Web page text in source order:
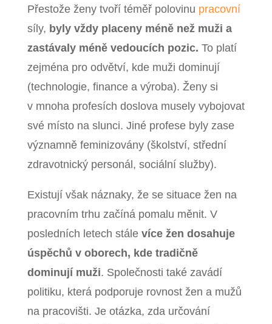
Přestože ženy tvoří téměř polovinu pracovní
síly, byly vždy placeny méně než muži a
zastávaly méně vedoucích pozic. To platí
zejména pro odvětví, kde muži dominují
(technologie, finance a výroba). Ženy si
v mnoha profesích doslova musely vybojovat
své místo na slunci. Jiné profese byly zase
významně feminizovány (školství, střední
zdravotnický personál, sociální služby).
Existují však náznaky, že se situace žen na
pracovním trhu začíná pomalu měnit. V
posledních letech stále více žen dosahuje
úspěchů v oborech, kde tradičně
dominují muži. Společnosti také zavádí
politiku, která podporuje rovnost žen a mužů
na pracovišti. Je otázka, zda určování